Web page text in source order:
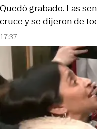
17:37
Quedó grabado. Las
cruce y se dijeron de